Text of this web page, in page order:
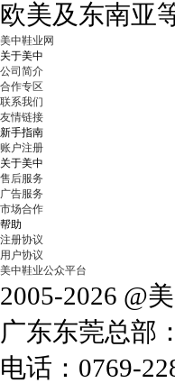
欧美及东南亚
美中鞋业网
关于美中
公司简介
合作专区
联系我们
友情链接
新手指南
账户注册
关于美中
售后服务
广告服务
市场合作
帮助
注册协议
用户协议
美中鞋业公众平台
2005-2026 @
广东东莞总部
电话：0769-